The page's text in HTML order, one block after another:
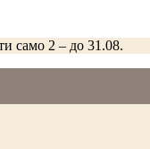
само 2 – до 31.08.